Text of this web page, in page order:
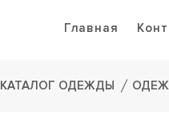
Главная
КАТАЛОГ ОДЕЖДЫ